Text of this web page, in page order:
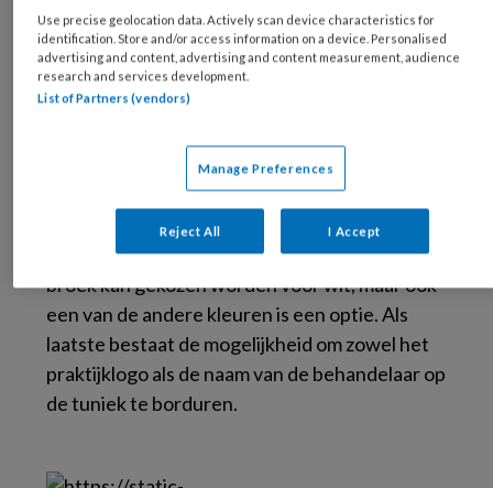
pasvorm heeft dan die van niet-Italiaanse
merken. Uit negen verschillende frisse kleuren
kan gekozen worden voor scrubs in zowel een
mannelijk als vrouwelijke versie. Het is
comfortabel aanvoelt. De kleding kan op 60
graden gewassen worden en hoeft niet
gestreken te worden. Het is verkrijgbaar in zes
verschillende maten, van XS tot XXL. Voor de
broek kan gekozen worden voor wit, maar ook
een van de andere kleuren is een optie. Als
laatste bestaat de mogelijkheid om zowel het
praktijklogo als de naam van de behandelaar op
de tuniek te borduren.
Use precise geolocation data. Actively scan device characteristics for
identification. Store and/or access information on a device. Personalised
advertising and content, advertising and content measurement, audience
research and services development.
List of Partners (vendors)
Manage Preferences
Reject All I Accept